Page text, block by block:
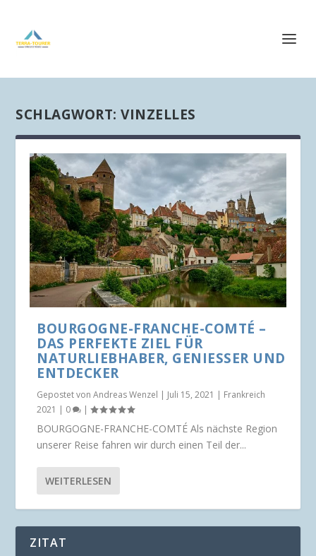
SCHLAGWORT:VINZELLES
BOURGOGNE-FRANCHE-COMTÉ –
DAS PERFEKTE ZIEL FÜR
NATURLIEBHABER, GENIESSER UND E
NTDECKER
Gepostet vonAndreas Wenzel | Juli 15, 2021 | Frankreich
2021 | 0 |
BOURGOGNE-FRANCHE-COMTÉ Als nächste Region
unserer Reise fahren wir durch einen Teil der...
WEITERLESEN
ZITAT